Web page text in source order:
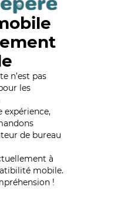
n’est pas
les
expérience,
de bureau
à
mobile.
!